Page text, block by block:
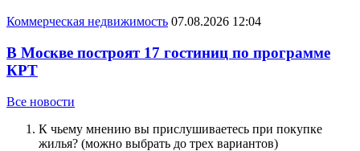
Коммерческая недвижимость 07.08.2026 12:04
В Москве построят 17 гостиниц по программе
КРТ
Все новости
К чьему мнению вы прислушиваетесь при покупке
жилья? (можно выбрать до трех вариантов)